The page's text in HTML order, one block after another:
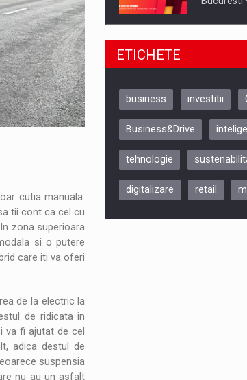
cutia manuala.
tii cont ca cel cu
zona superioara
si o putere
care iti va oferi
de la electric la
de ridicata in
fi ajutat de cel
adica destul de
suspensia
nu au un asfalt
Be
ARTEMIS
Oradea –
ETICHETE
business investitii
Business&Drive
tehnologie
digitalizare retail